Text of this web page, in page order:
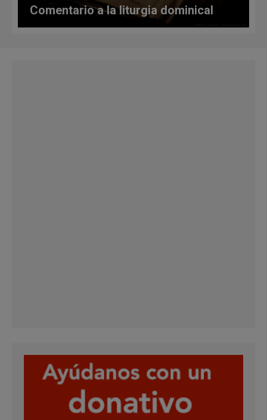
Comentario a la liturgia dominical